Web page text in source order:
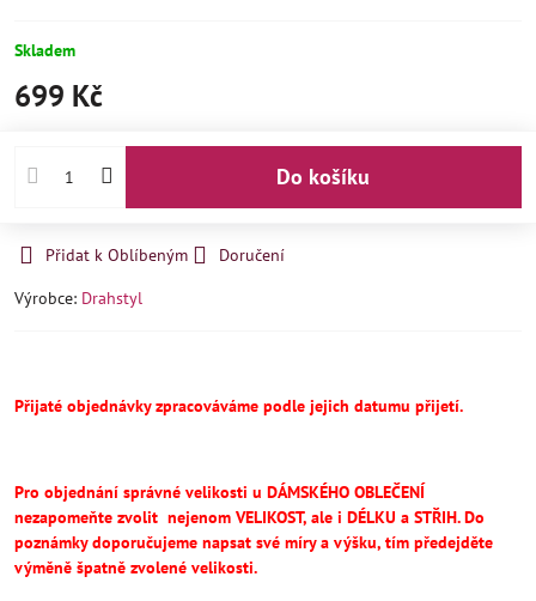
Skladem
699 Kč
Do košíku
Přidat k Oblíbeným
Doručení
Výrobce: Drahstyl
Přijaté objednávky zpracováváme podle jejich datumu přijetí.
Pro objednání správné velikosti u DÁMSKÉHO OBLEČENÍ
nezapomeňte zvolit nejenom VELIKOST, ale i DÉLKU a STŘIH.Do
poznámky doporučujeme napsat své míry a výšku, tím předejděte
výměně špatně zvolené velikosti.